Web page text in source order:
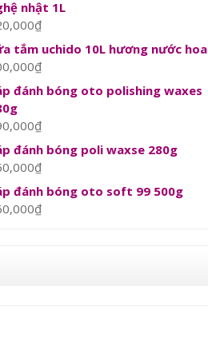
nhật 1L
₫
tắm uchido 10L hương nước hoa
₫
đánh bóng oto polishing waxes
₫
đánh bóng poli waxse 280g
₫
đánh bóng oto soft 99 500g
₫